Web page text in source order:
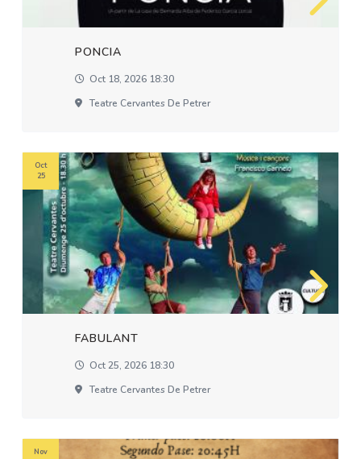
PONCIA
Oct 18, 2026 18:30
Teatre Cervantes De Petrer
FABULANT
Oct 25, 2026 18:30
Teatre Cervantes De Petrer
Oct
25
Nov